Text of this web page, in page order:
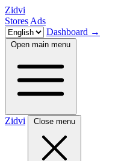
Zidvi
Stores Ads
Dashboard →
Open main menu
Zidvi Close menu